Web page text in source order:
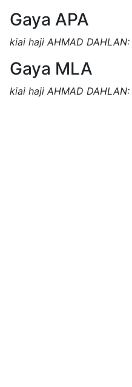
Gaya APA
kiai haji AHMAD
Gaya MLA
kiai haji AHMAD